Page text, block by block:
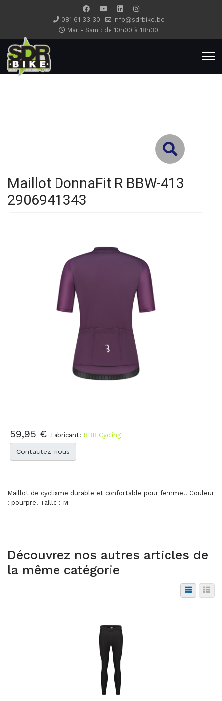
081 61 33 30
info@sdrbike.be
Mar - Sam : de 10h00 à 18h30
Maillot DonnaFit R BBW-413
2906941343
59,95 € Fabricant: BBB Cycling
Contactez-nous
Maillot de cyclisme durable et confortable pour femme.. Couleur
: pourpre. Taille : M
Découvrez nos autres articles de
la même catégorie